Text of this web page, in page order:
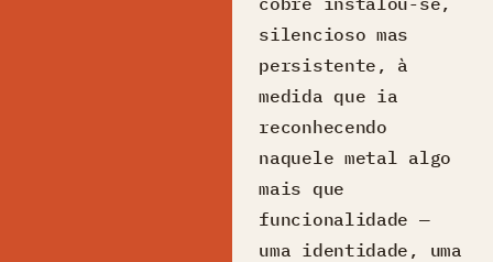
silencioso mas
persistente, à
medida que ia
reconhecendo
naquele metal algo
mais que
funcionalidade —
uma identidade, uma